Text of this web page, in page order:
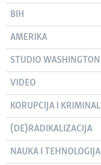
BIH
AMERIKA
STUDIO WASHINGTON
VIDEO
KORUPCIJA I KRIMINAL
(DE)RADIKALIZACIJA
NAUKA I TEHNOLOGIJA